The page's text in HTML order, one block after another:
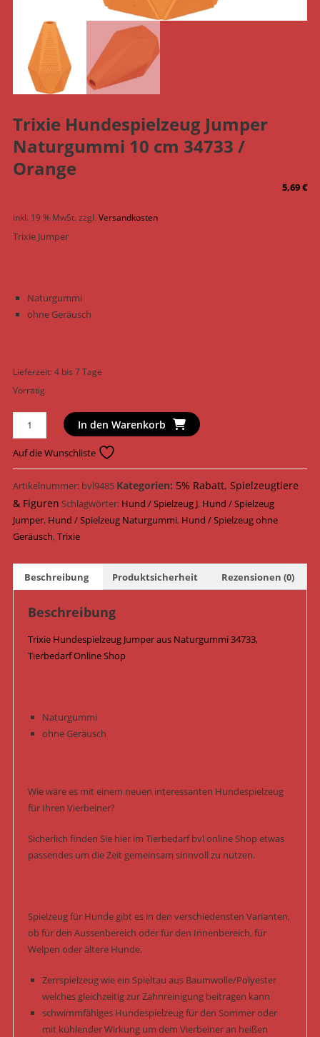
Trixie Hundespielzeug Jumper
Naturgummi 10 cm 34733 /
Orange
5,69€
inkl. 19 % MwSt.zzgl.Versandkosten
Trixie Jumper
Naturgummi
ohne Geräusch
Lieferzeit:4 bis 7 Tage
Vorrätig
Trixie
Hundespielzeug
Jumper
Naturgummi
10
cm
34733
/
Menge
In den Warenkorb
Auf die Wunschliste
Artikelnummer: bvl9485 Kategorien: 5% Rabatt, Spielzeugtiere
& Figuren Schlagwörter: Hund / Spielzeug J, Hund / Spielzeug
Jumper, Hund / Spielzeug Naturgummi, Hund / Spielzeug ohne
Geräusch,Trixie
Beschreibung Produktsicherheit Rezensionen (0)
Beschreibung
Trixie Hundespielzeug Jumper aus Naturgummi 34733,
Tierbedarf Online Shop
Naturgummi
ohne Geräusch
Wie wäre es mit einem neuen interessanten Hundespielzeug
für Ihren Vierbeiner?
Sicherlich finden Sie hier im Tierbedarf bvl online Shop etwas
passendes um die Zeit gemeinsam sinnvoll zu nutzen.
Spielzeug für Hunde gibt es in den verschiedensten Varianten,
ob für den Aussenbereich oder für den Innenbereich, für
Welpen oder ältere Hunde.
Zerrspielzeug wie ein Spieltau aus Baumwolle/Polyester
welches gleichzeitig zur Zahnreinigung beitragen kann
schwimmfähiges Hundespielzeug für den Sommer oder
mit kühlender Wirkung um dem Vierbeiner an heißen